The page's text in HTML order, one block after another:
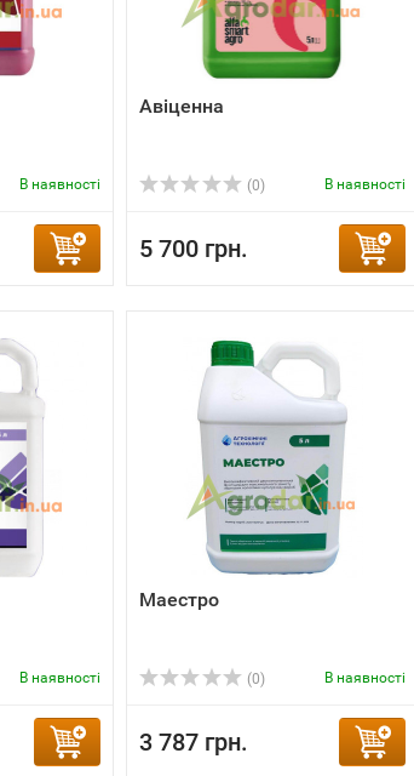
В наявності
Авіценна
(0) В наявності
5 700 грн.
В наявності
Маестро
(0) В наявності
3 787 грн.